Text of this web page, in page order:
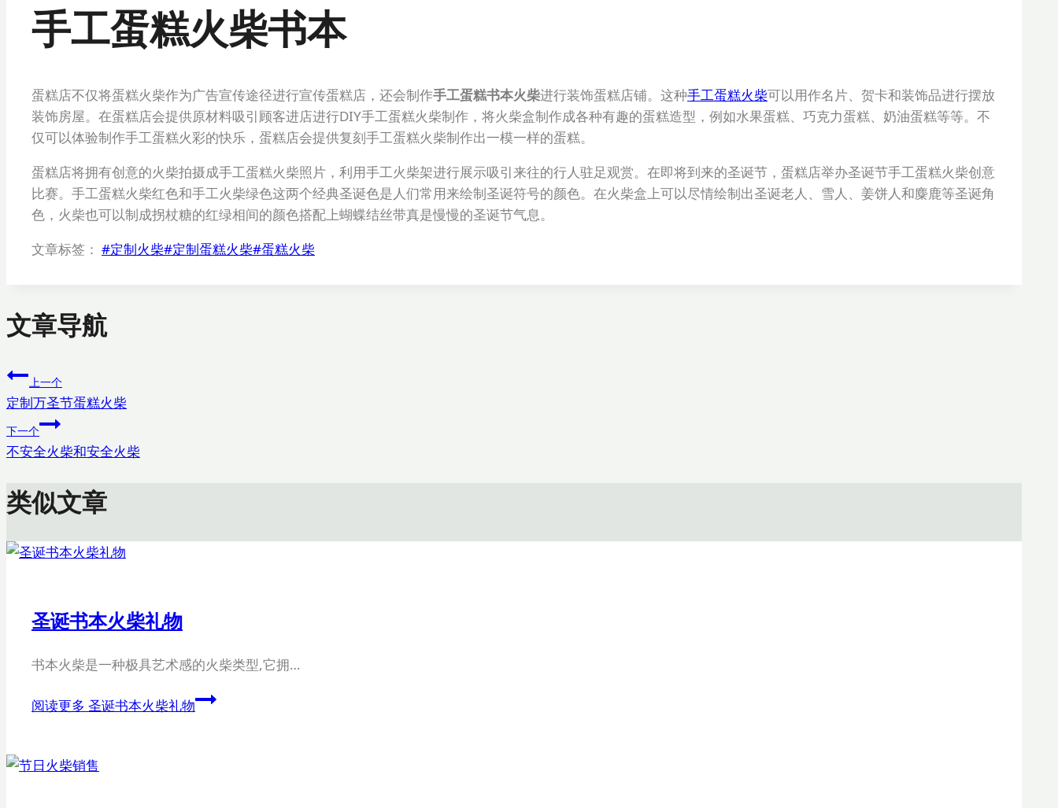
手工蛋糕火柴书本
蛋糕店不仅将蛋糕火柴作为广告宣传途径进行宣传蛋糕店，还会制作手工蛋糕书本火柴进行装饰蛋糕店铺。这种手工蛋糕火柴可以用作名片、贺卡和装饰品进行摆放
装饰房屋。在蛋糕店会提供原材料吸引顾客进店进行DIY手工蛋糕火柴制作，将火柴盒制作成各种有趣的蛋糕造型，例如水果蛋糕、巧克力蛋糕、奶油蛋糕等等。不
仅可以体验制作手工蛋糕火彩的快乐，蛋糕店会提供复刻手工蛋糕火柴制作出一模一样的蛋糕。
蛋糕店将拥有创意的火柴拍摄成手工蛋糕火柴照片，利用手工火柴架进行展示吸引来往的行人驻足观赏。在即将到来的圣诞节，蛋糕店举办圣诞节手工蛋糕火柴创意
比赛。手工蛋糕火柴红色和手工火柴绿色这两个经典圣诞色是人们常用来绘制圣诞符号的颜色。在火柴盒上可以尽情绘制出圣诞老人、雪人、姜饼人和麋鹿等圣诞角
色，火柴也可以制成拐杖糖的红绿相间的颜色搭配上蝴蝶结丝带真是慢慢的圣诞节气息。
文章标签： #定制火柴#定制蛋糕火柴#蛋糕火柴
文章导航
上一个
定制万圣节蛋糕火柴
下一个
不安全火柴和安全火柴
类似文章
圣诞书本火柴礼物
书本火柴是一种极具艺术感的火柴类型,它拥…
阅读更多 圣诞书本火柴礼物